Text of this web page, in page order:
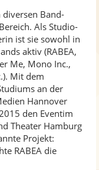
Band-
Als Studio-
ist sie sowohl in
aktiv (RABEA,
Me, Mono Inc.,
Mit dem
an der
Hannover
den Eventim
Theater Hamburg
Projekt:
RABEA die